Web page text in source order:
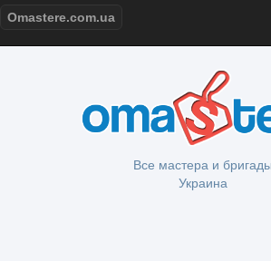
Omastere.com.ua
Все мастера и бригады
Украина